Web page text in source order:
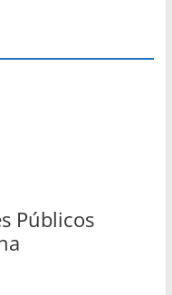
Públicos